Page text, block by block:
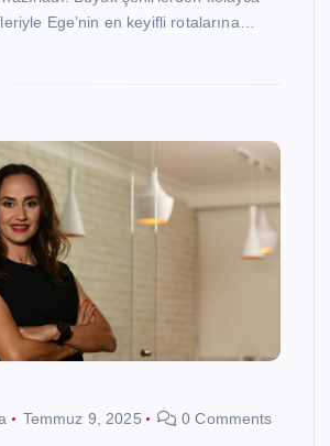
Ege’nin en keyifli rotalarına…
Temmuz 9, 2025 0 Comments